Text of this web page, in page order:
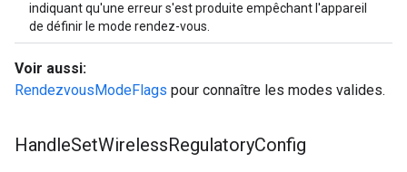
indiquant qu'une erreur s'est produite empêchant l'appareil
de définir le mode rendez-vous.
Voir aussi:
RendezvousModeFlags pour connaître les modes valides.
HandleSetWirelessRegulatoryConfig